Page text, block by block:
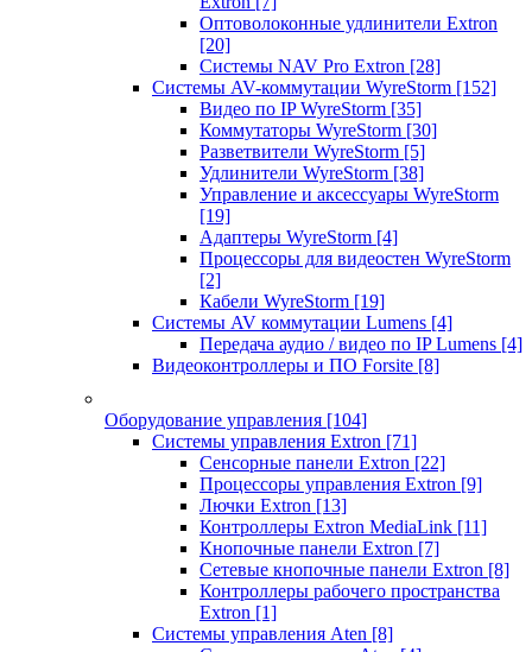
Оптоволоконные удлинители Extron
[20]
Системы NAV Pro Extron [28]
Системы AV-коммутации WyreStorm [152]
Видео по IP WyreStorm [35]
Коммутаторы WyreStorm [30]
Разветвители WyreStorm [5]
Удлинители WyreStorm [38]
Управление и аксессуары WyreStorm
[19]
Адаптеры WyreStorm [4]
Процессоры для видеостен WyreStorm
[2]
Кабели WyreStorm [19]
Системы AV коммутации Lumens [4]
Передача аудио / видео по IP Lumens [4]
Видеоконтроллеры и ПО Forsite [8]
Оборудование управления [104]
Системы управления Extron [71]
Сенсорные панели Extron [22]
Процессоры управления Extron [9]
Лючки Extron [13]
Контроллеры Extron MediaLink [11]
Кнопочные панели Extron [7]
Сетевые кнопочные панели Extron [8]
Контроллеры рабочего пространства
Extron [1]
Системы управления Aten [8]